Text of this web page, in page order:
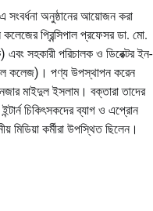
সংবর্ধনা অনুষ্ঠানের আয়োজন করা
কলেজের প্রিন্সিপাল প্রফেসর ডা. মো.
সহকারী পরিচালক ও ডিরেক্টর ইন-
কলেজ)। পণ্য উপস্থাপন করেন
মাইদুল ইসলাম। বক্তারা তাদের
চিকিৎসকদের ব্যাগ ও এপ্রোন
মিডিয়া কর্মীরা উপস্থিত ছিলেন।